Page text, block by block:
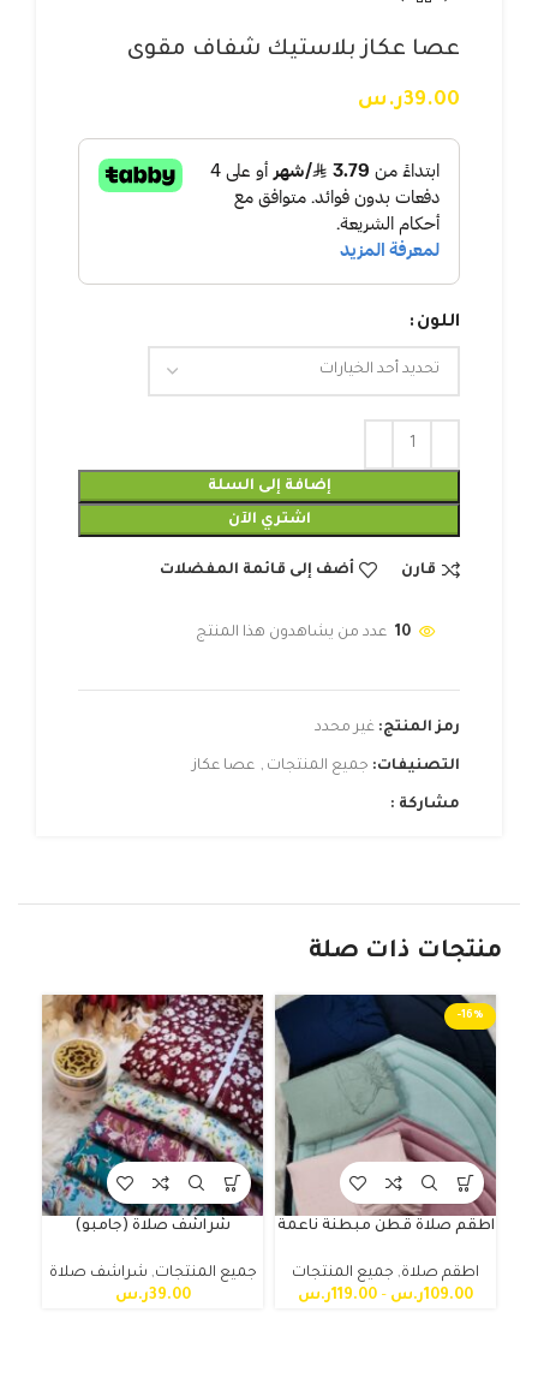
عصا عكاز بلاستيك شفاف مقوى
39.00ر.س
اللون
إضافة إلى السلة
اشتري الآن
قارن أضف إلى قائمة المفضلات
10 عدد من يشاهدون هذا المنتج
رمز المنتج: غير محدد
التصنيفات: جميع المنتجات , عصا عكاز
مشاركة :
منتجات ذات صلة
-16%
اطقم صلاة قطن مبطنة ناعمة
اطقم صلاة, جميع المنتجات
109.00 ر.س –
119.00 ر.س
شراشف صلاة (جامبو)
جميع المنتجات, شراشف صلاة
39.00ر.س